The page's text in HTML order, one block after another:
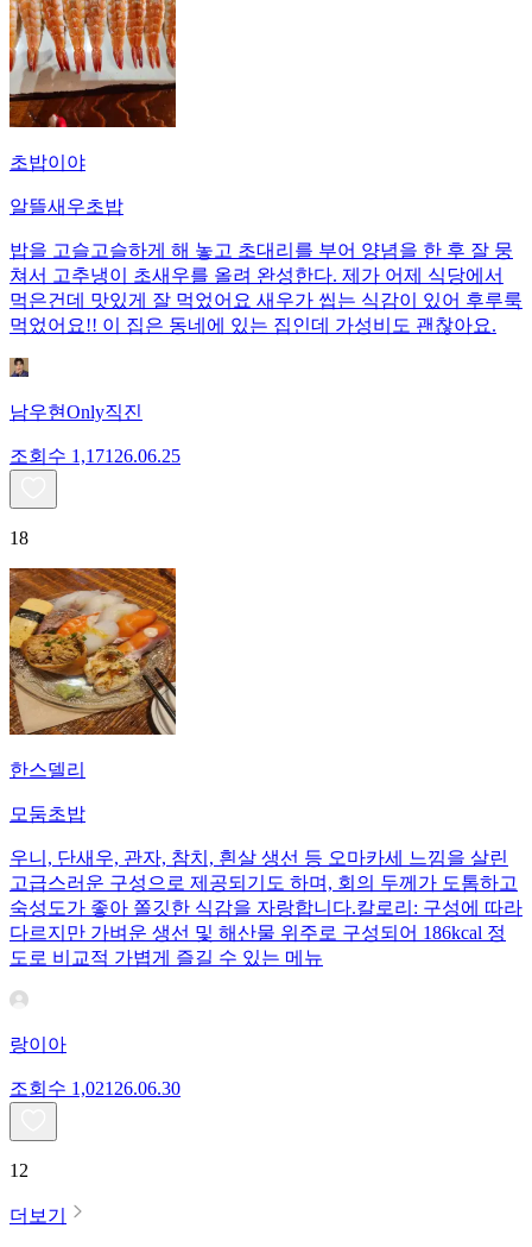
초밥이야
알뜰새우초밥
밥을 고슬고슬하게 해 놓고 초대리를 부어 양념을 한 후 잘 뭉
쳐서 고추냉이 초새우를 올려 완성한다. 제가 어제 식당에서
먹은건데 맛있게 잘 먹었어요 새우가 씹는 식감이 있어 후루룩
먹었어요!! 이 집은 동네에 있는 집인데 가성비도 괜찮아요.
남우현Only직진
조회수 1,171 26.06.25
18
한스델리
모둠초밥
우니, 단새우, 관자, 참치, 흰살 생선 등 오마카세 느낌을 살린
고급스러운 구성으로 제공되기도 하며, 회의 두께가 도톰하고
숙성도가 좋아 쫄깃한 식감을 자랑합니다.칼로리: 구성에 따라
다르지만 가벼운 생선 및 해산물 위주로 구성되어 186kcal 정
도로 비교적 가볍게 즐길 수 있는 메뉴
랑이아
조회수 1,021 26.06.30
12
더보기